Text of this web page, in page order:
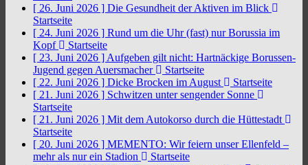
[ 26. Juni 2026 ] Die Gesundheit der Aktiven im Blick
Startseite
[ 24. Juni 2026 ] Rund um die Uhr (fast) nur Borussia im
Kopf
Startseite
[ 23. Juni 2026 ] Aufgeben gilt nicht: Hartnäckige Borussen-
Jugend gegen Auersmacher
Startseite
[ 22. Juni 2026 ] Dicke Brocken im August
Startseite
[ 21. Juni 2026 ] Schwitzen unter sengender Sonne
Startseite
[ 21. Juni 2026 ] Mit dem Autokorso durch die Hüttestadt
Startseite
[ 20. Juni 2026 ] MEMENTO: Wir feiern unser Ellenfeld –
mehr als nur ein Stadion
Startseite